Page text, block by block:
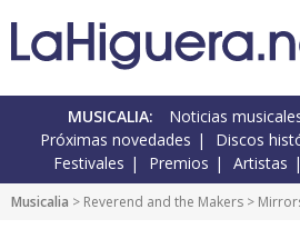
MUSICALIA: Noticias
Próximas novedades
Discos
Festivales
Premios Artistas
Musicalia > Reverend and the Makers >